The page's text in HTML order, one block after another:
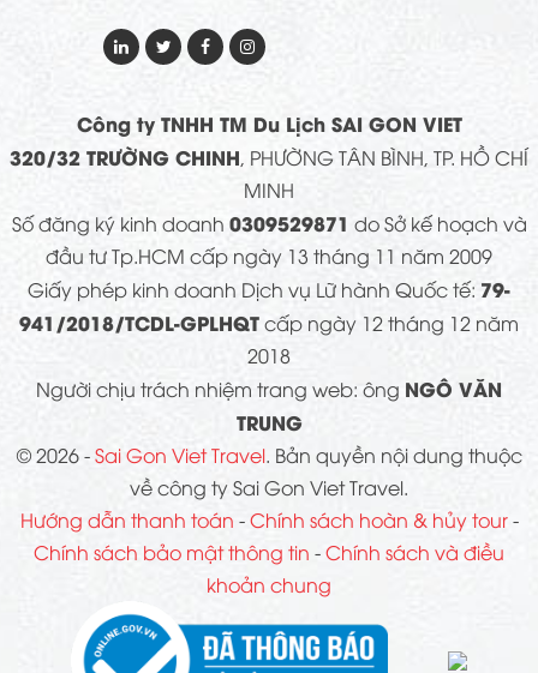
Công ty TNHH TM Du Lịch SAI GON VIET
320/32 TRƯỜNG CHINH, PHƯỜNG TÂN BÌNH, TP. HỒ CHÍ
MINH
Số đăng ký kinh doanh 0309529871 do Sở kế hoạch và
đầu tư Tp.HCM cấp ngày 13 tháng 11 năm 2009
Giấy phép kinh doanh Dịch vụ Lữ hành Quốc tế: 79-
941/2018/TCDL-GPLHQTcấp ngày 12 tháng 12 năm
2018
Người chịu trách nhiệm trang web: ông NGÔ VĂN
TRUNG
© 2026 -Sai Gon Viet Travel. Bản quyền nội dung thuộc
về công ty Sai Gon Viet Travel.
Hướng dẫn thanh toán -Chính sách hoàn & hủy tour-
Chính sách bảo mật thông tin -Chính sách và điều
khoản chung